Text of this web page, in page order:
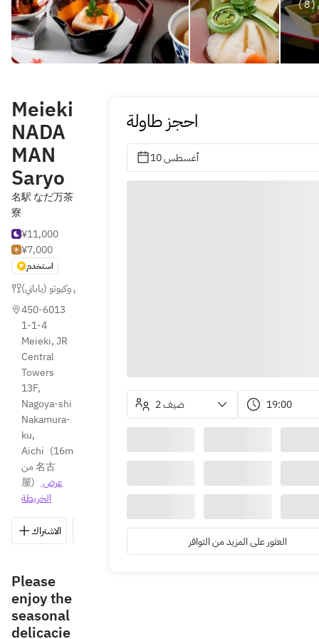
8 )
Meieki
NADA
MAN
Saryo
名駅 なだ万茶
寮
¥11,000
¥7,000
استخدم
أطباق كايسيكي وكيوتو (ياباني)
450-6013
1-1-4
Meieki, JR
Central
Towers
13F,
Nagoya-shi
Nakamura-
ku,
Aichi (16m
من 名古
屋)
عرض
الخريطة
الاشتراك مشاركة الاتجاهات 052-533-
Please
enjoy the
seasonal
delicacie
احجز طاولة
10 أغسطس
2 ضيف 19:00
العثور على المزيد من التوافر